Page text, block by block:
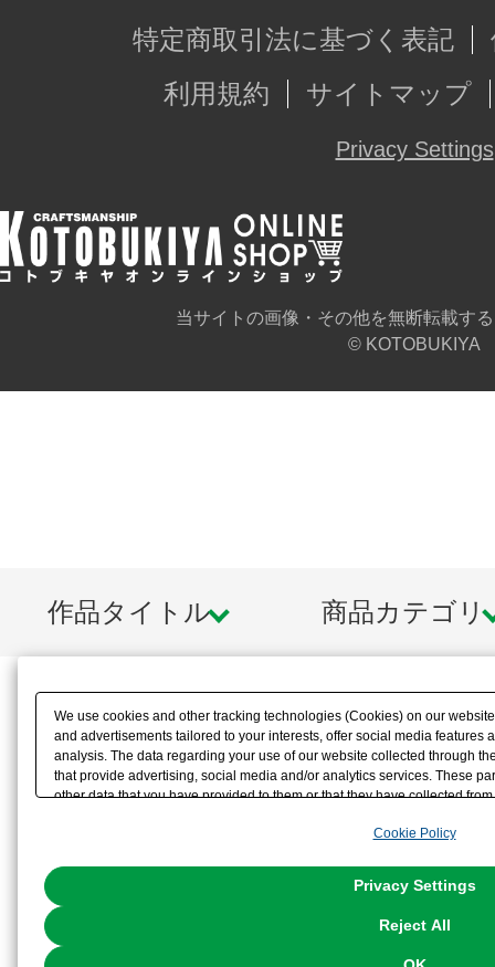
特定商取引法に基づく表記
利用規約
サイトマップ
Privacy Settings
当サイトの画像・その他を無断転載す
© KOTOBUKIYA
作品タイトル 商品カテゴリ
We use cookies and other tracking technologies (Cookies) on our
and advertisements tailored to your interests, offer social media features
analysis. The data regarding your use of our website collected through
that provide advertising, social media and/or analytics services. These
other data that you have provided to them or that they have collected
the use of all Cookies except for Strictly Necessary Cookies, please
You can change your consent or rejection settings at any time via
Cookie Policy
Privacy Settings
Reject All